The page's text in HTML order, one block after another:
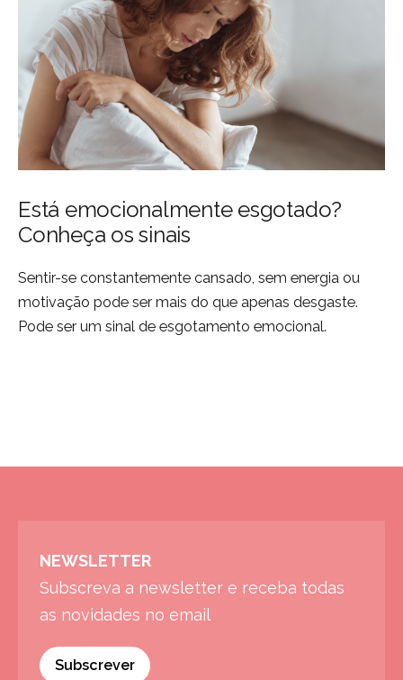
Está emocionalmente esgotado?
Conheça os sinais
Sentir-se constantemente cansado, sem energia ou
motivação pode ser mais do que apenas desgaste.
Pode ser um sinal de esgotamento emocional.
NEWSLETTER
Subscreva a newsletter e receba todas
as novidades no email
Subscrever